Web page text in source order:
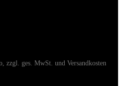
zzgl. ges. MwSt. und Versandkosten